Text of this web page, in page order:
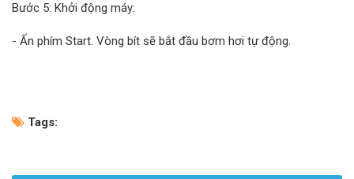
Bước 5: Khởi động máy:
- Ấn phím Start. Vòng bít sẽ bắt đầu bơm hơi tự động.
Tags: